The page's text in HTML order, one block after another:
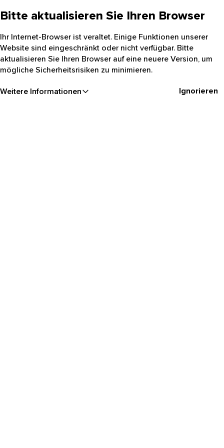
Bitte aktualisieren Sie Ihren Browser
Ihr Internet-Browser ist veraltet. Einige Funktionen unserer
Website sind eingeschränkt oder nicht verfügbar. Bitte
aktualisieren Sie Ihren Browser auf eine neuere Version, um
mögliche Sicherheitsrisiken zu minimieren.
Weitere Informationen Ignorieren